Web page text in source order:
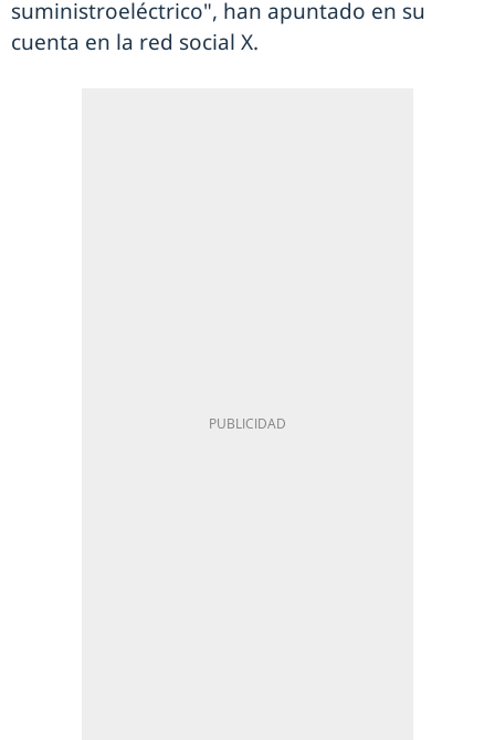
suministroeléctrico", han apuntado en su
cuenta en la red social X.